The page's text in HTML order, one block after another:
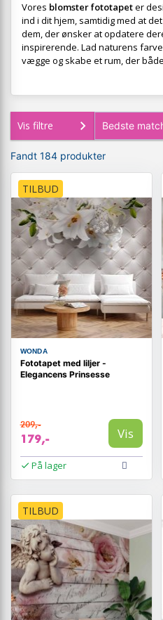
Vores blomster fototapeter
ind i dit hjem, samtidig med at
dem, der ønsker at opdatere
inspirerende. Lad naturens
vægge og skabe et rum, der
Vis filtre
Fandt 184 produkter
TILBUD
WONDA
Fototapet med liljer -
Elegancens Prinsesse
209,-
179,- Vis
På lager
TILBUD